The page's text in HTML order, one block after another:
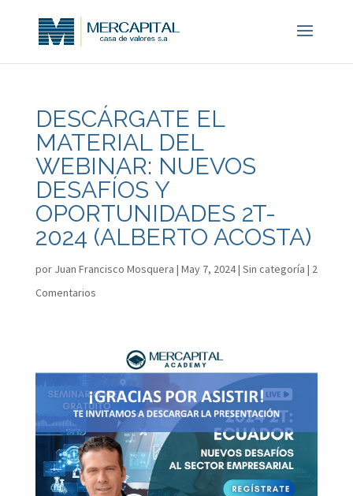
DESCÁRGATE EL
MATERIAL DEL
WEBINAR: NUEVOS
DESAFÍOS Y
OPORTUNIDADES 2T-
2024 (ALBERTO ACOSTA)
por Juan Francisco Mosquera | May 7, 2024| Sin categoría | 2
Comentarios